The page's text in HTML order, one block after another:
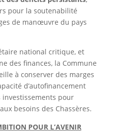
pour la soutenabilité
de manœuvre du pays
national critique, et
des finances, la Commune
à conserver des marges
d’autofinancement
pour
besoins des Chassères.
POUR L’AVENIR